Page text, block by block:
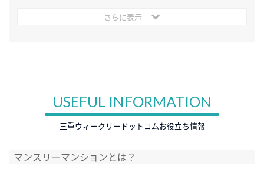
さらに表示
USEFUL INFORMATION
三重ウィークリードットコムお役立ち情報
マンスリーマンションとは？